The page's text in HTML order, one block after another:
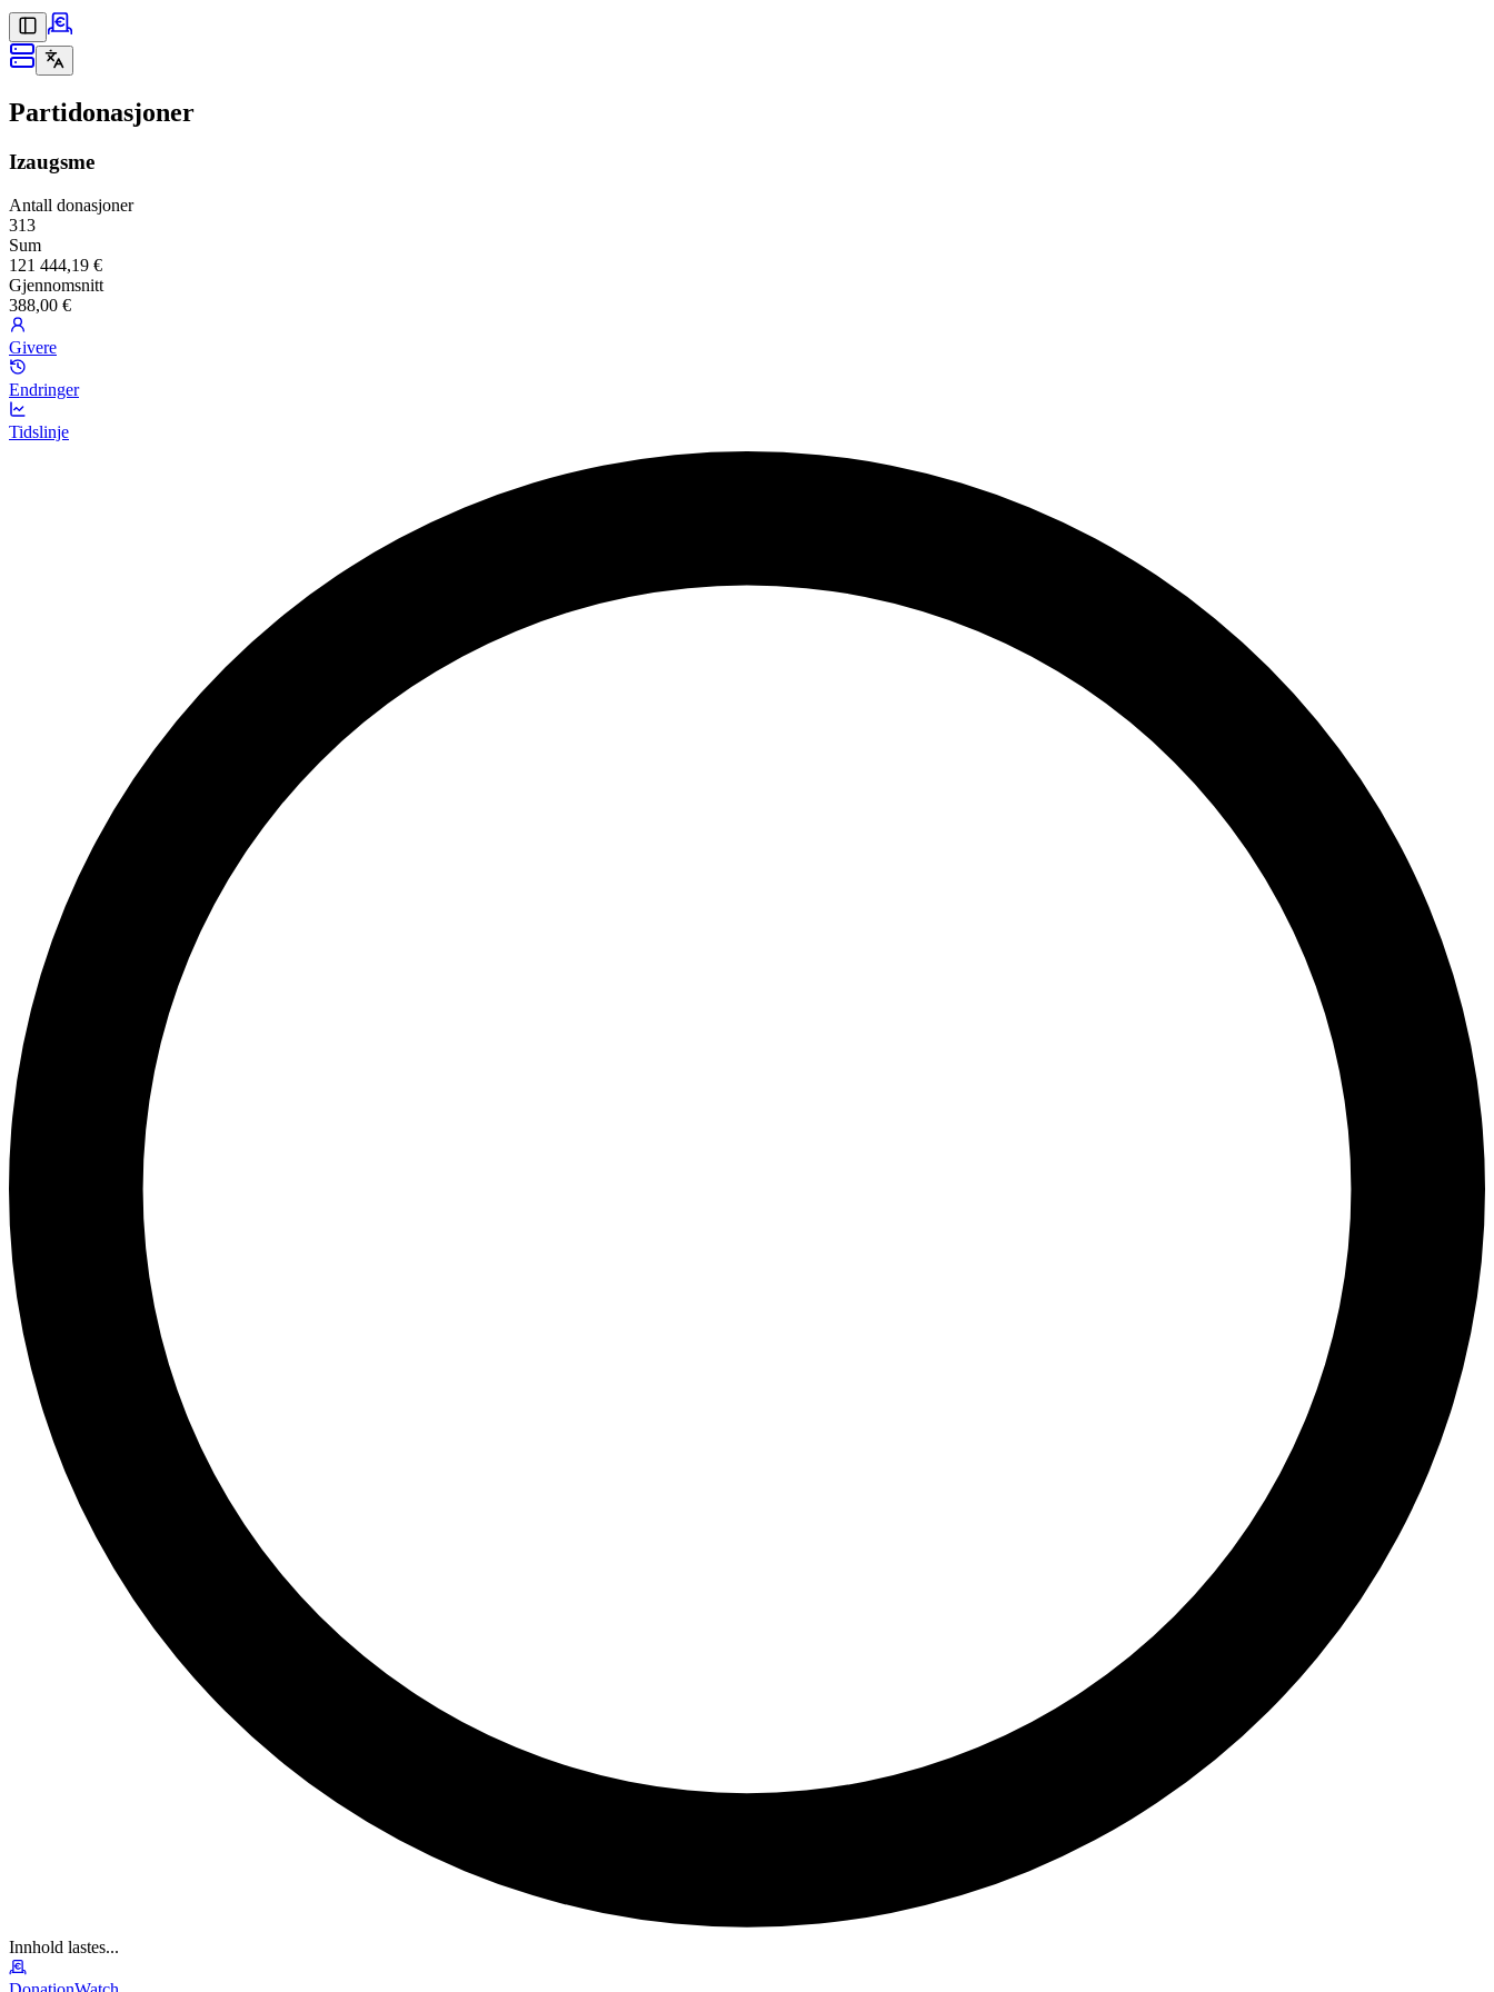
Partidonasjoner
Izaugsme
Antall donasjoner
313
Sum
121 444,19 €
Gjennomsnitt
388,00 €
Givere
Endringer
Tidslinje
Innhold lastes...